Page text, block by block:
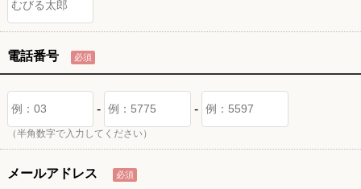
電話番号 必須
- -
（半角数字で入力してください）
メールアドレス 必須